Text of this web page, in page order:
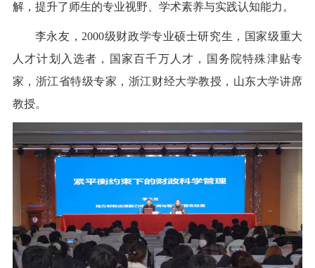
解，提升了师生的专业视野、学术素养与实践认知能力。
李永友，2000级财政学专业硕士研究生，国家级重大
人才计划入选者，国家百千万人才，国务院特殊津贴专
家，浙江省特级专家，浙江财经大学教授，山东大学讲席
教授。